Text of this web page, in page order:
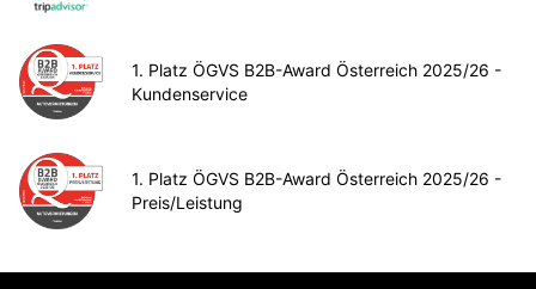
1. Platz ÖGVS B2B-Award Österreich 2025/26 -
Kundenservice
1. Platz ÖGVS B2B-Award Österreich 2025/26 -
Preis/Leistung